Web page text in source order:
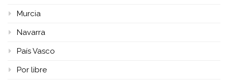
Murcia
Navarra
País Vasco
Por libre